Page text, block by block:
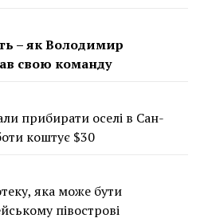
– як Володимир
свою команду
прибирати оселі в Сан-
коштує $30
яка може бути
півострові